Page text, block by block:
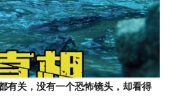
有关，没有一个恐怖镜头，却看得